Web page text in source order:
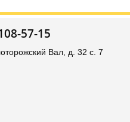
57-15
Вал, д. 32 с. 7